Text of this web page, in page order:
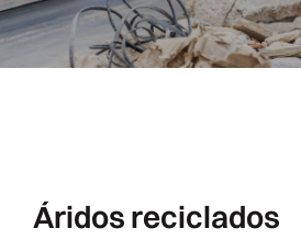
Áridos reciclados